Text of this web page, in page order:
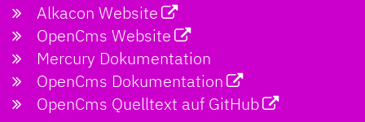
Alkacon Website
OpenCms Website
Mercury Dokumentation
OpenCms Dokumentation
OpenCms Quelltext auf GitHub